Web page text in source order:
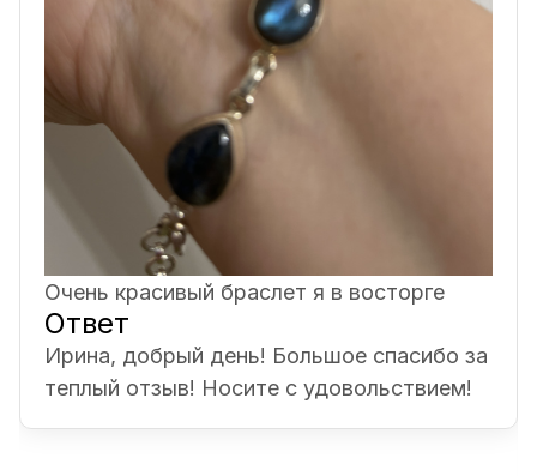
Очень красивый браслет я в восторге
Ответ
Ирина, добрый день! Большое спасибо за
теплый отзыв! Носите с удовольствием!